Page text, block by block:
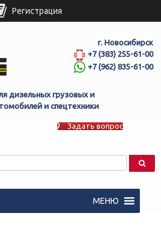
г. Новосибирск
+7 (383) 255-61-00
+7 (962) 835-61-00
дизельных грузовых и
и спецтехники
Задать вопрос
МЕНЮ
Регистрация